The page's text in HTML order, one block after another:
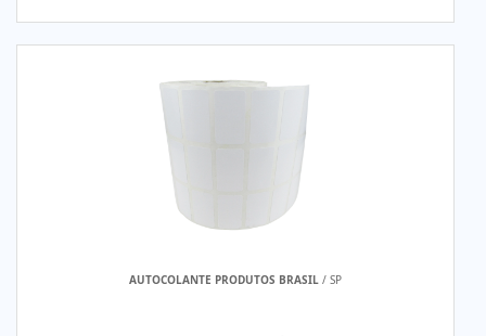
AUTOCOLANTE PRODUTOS BRASIL / SP